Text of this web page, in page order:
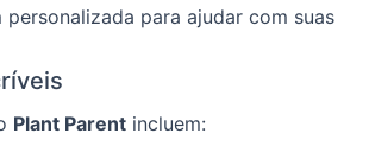
personalizada para ajudar com suas
Plant Parent incluem: